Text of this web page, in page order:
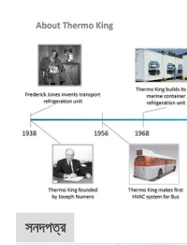
সনদপত্র